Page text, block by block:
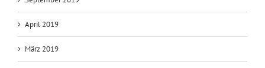
April 2019
März 2019